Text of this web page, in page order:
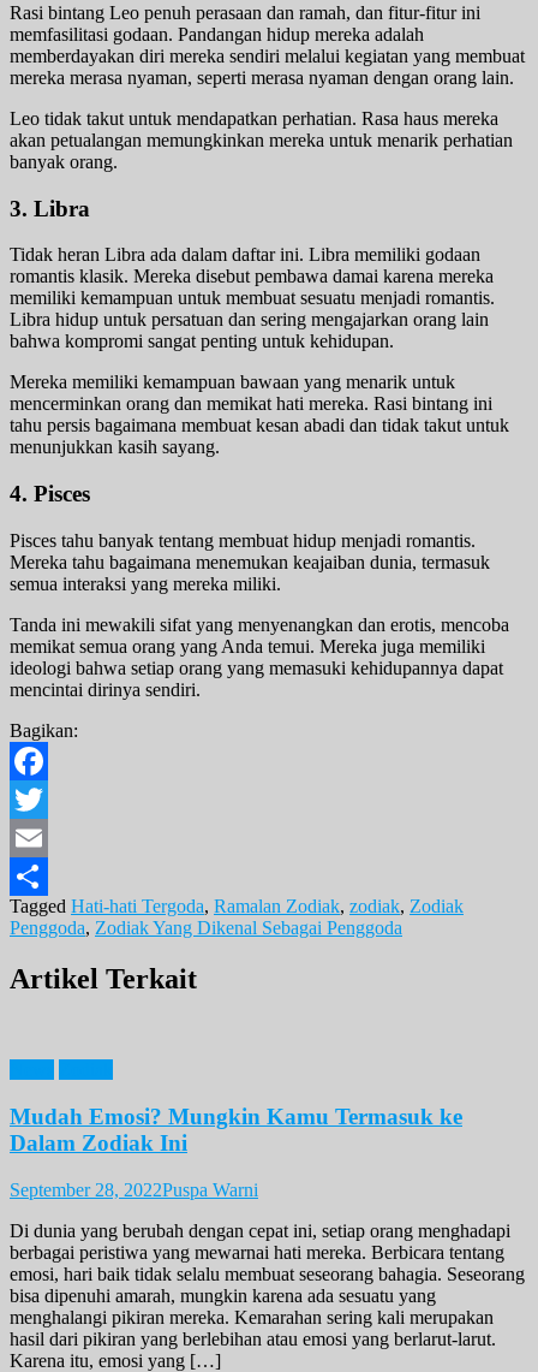
Rasi bintang Leo penuh perasaan dan ramah, dan fitur-fitur ini
memfasilitasi godaan. Pandangan hidup mereka adalah
memberdayakan diri mereka sendiri melalui kegiatan yang membuat
mereka merasa nyaman, seperti merasa nyaman dengan orang lain.
Leo tidak takut untuk mendapatkan perhatian. Rasa haus mereka
akan petualangan memungkinkan mereka untuk menarik perhatian
banyak orang.
3. Libra
Tidak heran Libra ada dalam daftar ini. Libra memiliki godaan
romantis klasik. Mereka disebut pembawa damai karena mereka
memiliki kemampuan untuk membuat sesuatu menjadi romantis.
Libra hidup untuk persatuan dan sering mengajarkan orang lain
bahwa kompromi sangat penting untuk kehidupan.
Mereka memiliki kemampuan bawaan yang menarik untuk
mencerminkan orang dan memikat hati mereka. Rasi bintang ini
tahu persis bagaimana membuat kesan abadi dan tidak takut untuk
menunjukkan kasih sayang.
4. Pisces
Pisces tahu banyak tentang membuat hidup menjadi romantis.
Mereka tahu bagaimana menemukan keajaiban dunia, termasuk
semua interaksi yang mereka miliki.
Tanda ini mewakili sifat yang menyenangkan dan erotis, mencoba
memikat semua orang yang Anda temui. Mereka juga memiliki
ideologi bahwa setiap orang yang memasuki kehidupannya dapat
mencintai dirinya sendiri.
Bagikan:
Facebook
Twitter
Email
Share
Tagged Hati-hati Tergoda, Ramalan Zodiak, zodiak, Zodiak
Penggoda, Zodiak Yang Dikenal Sebagai Penggoda
Artikel Terkait
Mudah Emosi? Mungkin Kamu Termasuk ke
Dalam Zodiak Ini
September 28, 2022Puspa Warni
Di dunia yang berubah dengan cepat ini, setiap orang menghadapi
berbagai peristiwa yang mewarnai hati mereka. Berbicara tentang
emosi, hari baik tidak selalu membuat seseorang bahagia. Seseorang
bisa dipenuhi amarah, mungkin karena ada sesuatu yang
menghalangi pikiran mereka. Kemarahan sering kali merupakan
hasil dari pikiran yang berlebihan atau emosi yang berlarut-larut.
Karena itu, emosi yang […]